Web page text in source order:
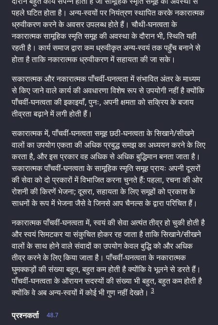
पहले घटित होता है। अन्य-स्वयों पर नियंत्रण स्थापित करके नकारात्मक
ध्रुवीकरण करने के अवसर उपलब्ध होते हैं। चौथी-घनत्वता के
नकारात्मक सामूहिक स्मृति समूह की अवस्था के दौरान भी, स्थिति यही
रहती है। कार्य समाज द्वारा कम ध्रुवीकृत अन्य-स्वयं तक पहुँच बनाने से
होता है ताकि नकारात्मक ध्रुवीकरण में सहायता की जा सके।
सकारात्मक और नकारात्मक पाँचवीं-घनत्वता में संभावित अंतर के माध्यम
से किए जाने वाले कार्य की अवधारणा विशेष रूप से उपयोगी नहीं है क्योंकि
पाँचवीं-घनत्वता की इकाइयाँ, पुनः, अपनी क्षमता को सक्रिय के बजाय
तीव्रता बढ़ाने में लगी होती हैं।
सकारात्मक में, पाँचवीं-घनत्वता समूह छठी-घनत्वता के सिखाने/सीखने
वालों का उपयोग एकता की अधिक प्रबुद्ध समझ का अध्ययन करने के लिए
करता है, और इस प्रकार वह अधिक से अधिक बुद्धिमान बनता जाता है।
सकारात्मक पाँचवीं-घनत्वता के सामूहिक स्मृति समूह प्रायः अपनी दूसरों
की सेवा को दो प्रकारों में विभाजित करना चुनते हैं: पहला, रचना की ओर
रोशनी की किरणें भेजना; दूसरा, सहायता के लिए समूहों को प्रकाश के
साधनों के रूप में भेजना जैसे वे जिनसे आप चैनल्स के द्वारा परिचित हैं।
नकारात्मक पाँचवीं-घनत्वता में, स्वयं की सेवा अत्यंत तीव्र हो चुकी होती है
और स्वयं सिमटकर या संकुचित होकर रह जाता है ताकि सिखाने/सीखने
वालों के साथ होने वाले संवादों का उपयोग केवल बुद्धि को और अधिक
तीव्र करने के लिए किया जाता है। पाँचवीं-घनत्वता के नकारात्मक
घुमक्कड़ों की संख्या बहुत, बहुत कम होती है क्योंकि वे भूलने से डरते हैं।
पाँचवीं-घनत्वता के ऑरायन सदस्यों की संख्या भी बहुत, बहुत कम होती है
क्योंकि वे अब अन्य-स्वयों में कोई भी गुण नहीं देखते। 3
48.7
प्रश्नकर्ता